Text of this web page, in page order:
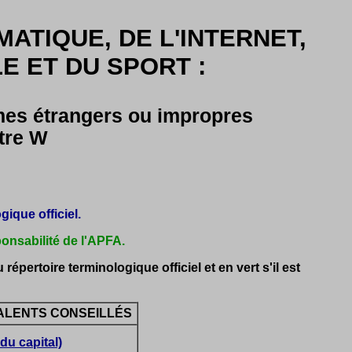
DE L'INTERNET,
ET DU SPORT :
étrangers ou impropres
W
officiel.
de l'APFA.
terminologique officiel et en vert s'il est
CONSEILLÉS
capital)